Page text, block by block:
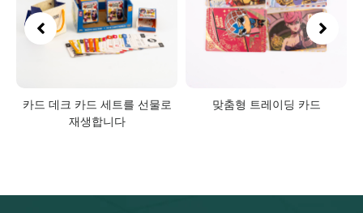
맞춤형 트레이딩 카드
포장이 포함된 완전 맞춤형 홀로